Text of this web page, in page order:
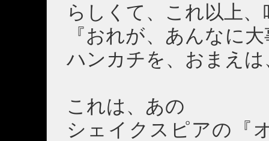
らしくて、これ以上
『おれが、あんなに
ハンカチを、おまえ
これは、あの
シェイクスピアの『